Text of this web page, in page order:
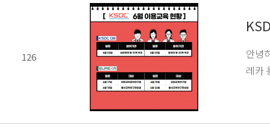
126
안녕
레카